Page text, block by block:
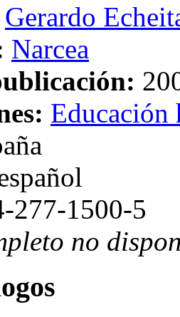
Gerardo
Narcea
Educación
277-1500-5
no